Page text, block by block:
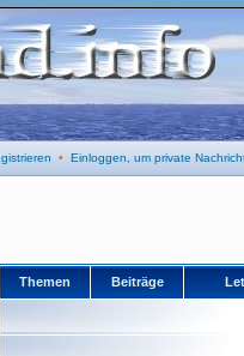
• Einloggen, um private
Themen Beiträge